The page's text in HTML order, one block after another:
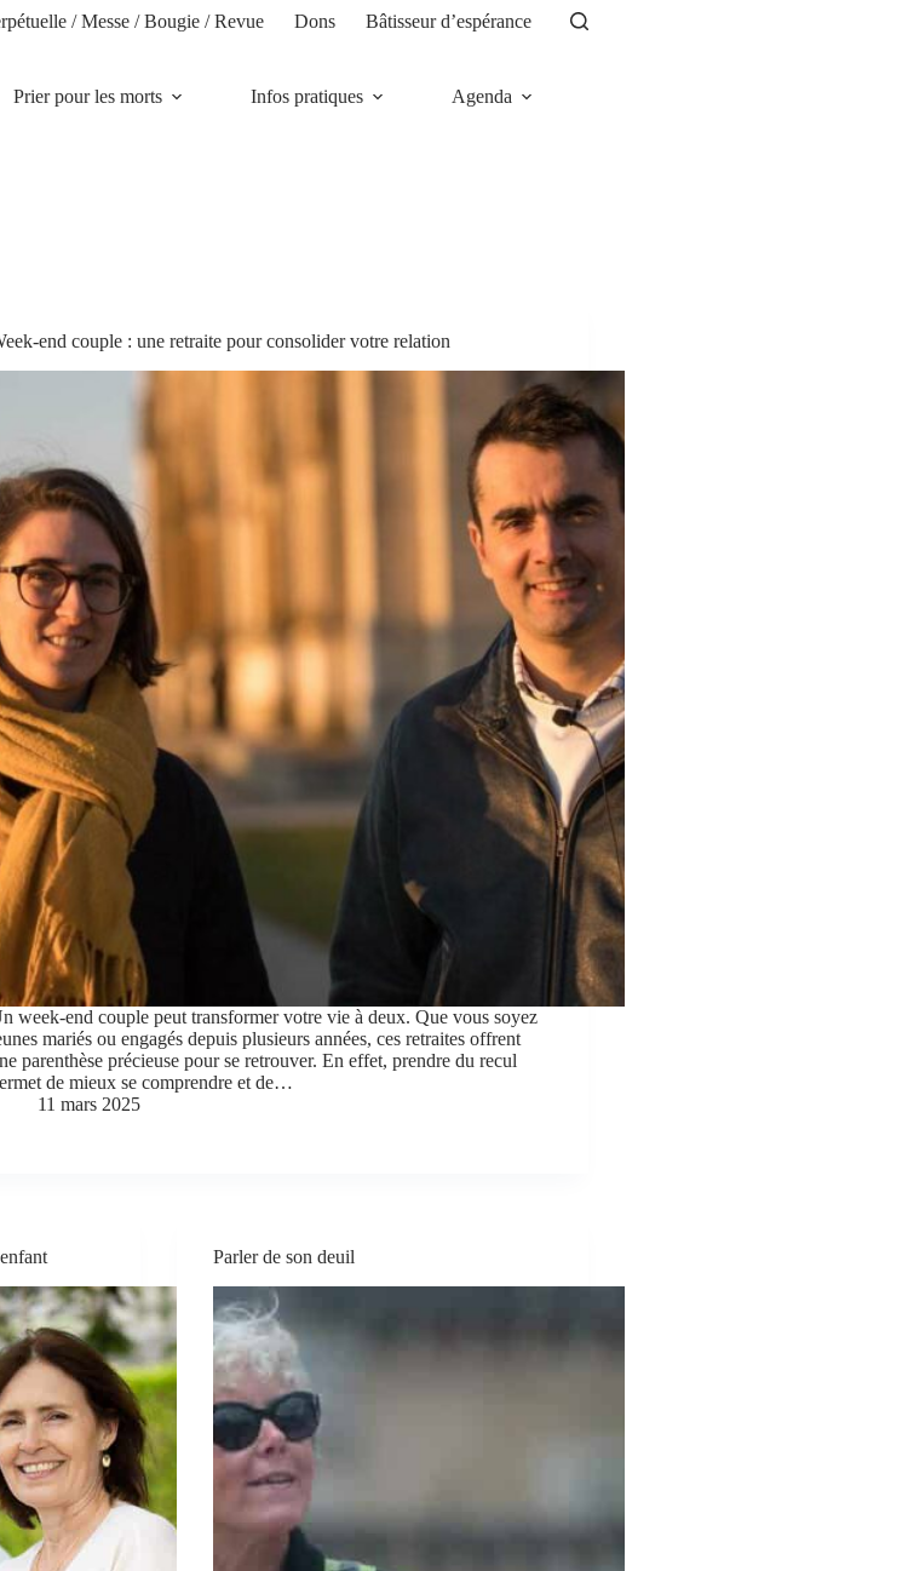
/ Messe / Bougie / Revue Dons Bâtisseur d’espérance
Prier pour les morts Infos pratiques Agenda
end couple : une retraite pour consolider votre relation
week-end couple peut transformer votre vie à deux. Que vous soyez
mariés ou engagés depuis plusieurs années, ces retraites offrent
parenthèse précieuse pour se retrouver. En effet, prendre du recul
de mieux se comprendre et de…
11 mars 2025
Parler de son deuil